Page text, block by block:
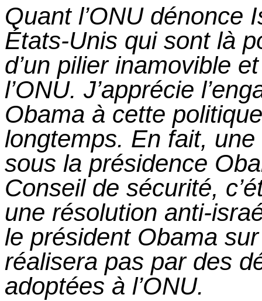
Quant l’ONU dénonce
États-Unis qui sont là
d’un pilier inamovible
l’ONU. J’apprécie
Obama à cette
longtemps. En fait,
sous la présidence
Conseil de sécurité,
une résolution anti-
le président Obama
réalisera pas par des
adoptées à l’ONU.